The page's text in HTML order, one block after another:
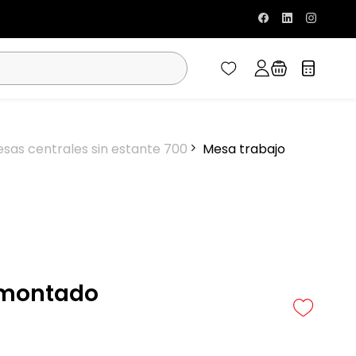
centrales sin estante 700 Mesa trabajo